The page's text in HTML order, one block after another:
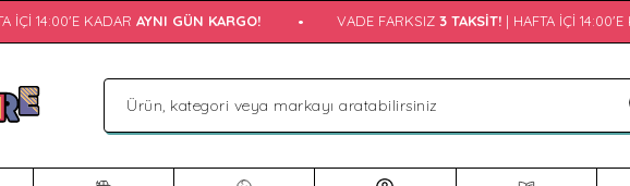
İÇI 14:00'E KADAR AYNI GÜN KARGO! VADE FARKSIZ 3 TAKSIT! | HAFTA İÇI 14:00'E